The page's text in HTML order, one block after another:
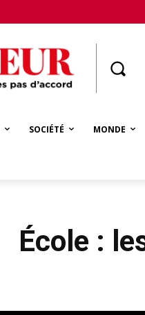
SOCIÉTÉ MONDE
École :